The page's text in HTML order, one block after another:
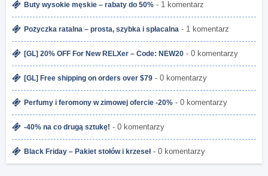
Buty wysokie męskie – rabaty do 50% - 1 komentarz
Pożyczka ratalna – prosta, szybka i spłacalna - 1 komentarz
[GL] 20% OFF For New RELXer – Code: NEW20 - 0 komentarzy
[GL] Free shipping on orders over $79 - 0 komentarzy
Perfumy i feromony w zimowej ofercie -20% - 0 komentarzy
-40% na co drugą sztukę! - 0 komentarzy
Black Friday – Pakiet stołów i krzeseł- 0 komentarzy